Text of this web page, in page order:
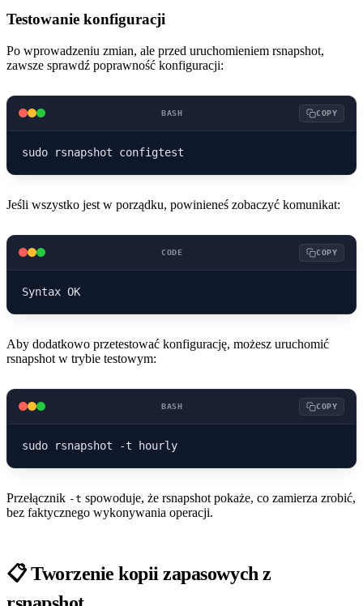
Testowanie konfiguracji
Po wprowadzeniu zmian, ale przed uruchomieniem rsnapshot,
zawsze sprawdź poprawność konfiguracji:
BASH COPY
Jeśli wszystko jest w porządku, powinieneś zobaczyć komunikat:
CODE COPY
Aby dodatkowo przetestować konfigurację, możesz uruchomić
rsnapshot w trybie testowym:
BASH COPY
Przełącznik -t spowoduje, że rsnapshot pokaże, co zamierza zrobić,
bez faktycznego wykonywania operacji.
📋 Tworzenie kopii zapasowych z